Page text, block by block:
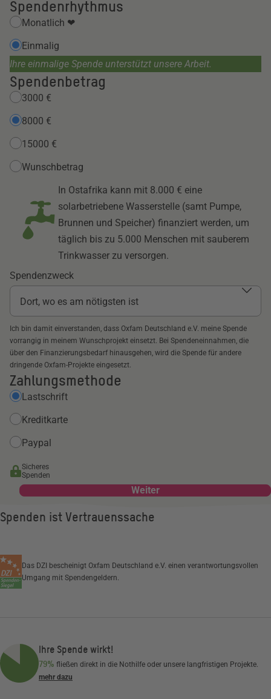
Spendenrhythmus
Monatlich ❤
Einmalig
Ihre einmalige Spende unterstützt unsere Arbeit.
Spendenbetrag
3000 €
8000 €
15000 €
Wunschbetrag
In Ostafrika kann mit 8.000 € eine
solarbetriebene Wasserstelle (samt Pumpe,
Brunnen und Speicher) finanziert werden, um
täglich bis zu 5.000 Menschen mit sauberem
Trinkwasser zu versorgen.
Spendenzweck
Ich bin damit einverstanden, dass Oxfam Deutschland e.V. meine Spende
vorrangig in meinem Wunschprojekt einsetzt. Bei Spendeneinnahmen, die
über den Finanzierungsbedarf hinausgehen, wird die Spende für andere
dringende Oxfam-Projekte eingesetzt.
Zahlungsmethode
Zahlungsmethode
Lastschrift
Kreditkarte
Paypal
Sicheres
Spenden
Spenden ist Vertrauenssache
Das DZI bescheinigt Oxfam Deutschland e.V. einen verantwortungsvollen
Umgang mit Spendengeldern.
Ihre Spende wirkt!
79% fließen direkt in die Nothilfe oder unsere langfristigen Projekte.
mehr dazu